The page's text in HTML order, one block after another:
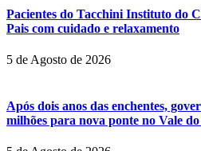
Pacientes do Tacchini Instituto do
Pais com cuidado e relaxamento
5 de Agosto de 2026
Após dois anos das enchentes,
milhões para nova ponte no Vale